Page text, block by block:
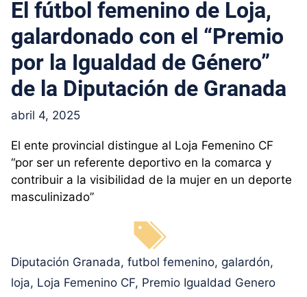
El fútbol femenino de Loja,
galardonado con el “Premio
por la Igualdad de Género”
de la Diputación de Granada
abril 4, 2025
El ente provincial distingue al Loja Femenino CF
“por ser un referente deportivo en la comarca y
contribuir a la visibilidad de la mujer en un deporte
masculinizado”
Etiquetas
Diputación Granada, futbol femenino, galardón,
loja, Loja Femenino CF, Premio Igualdad Genero